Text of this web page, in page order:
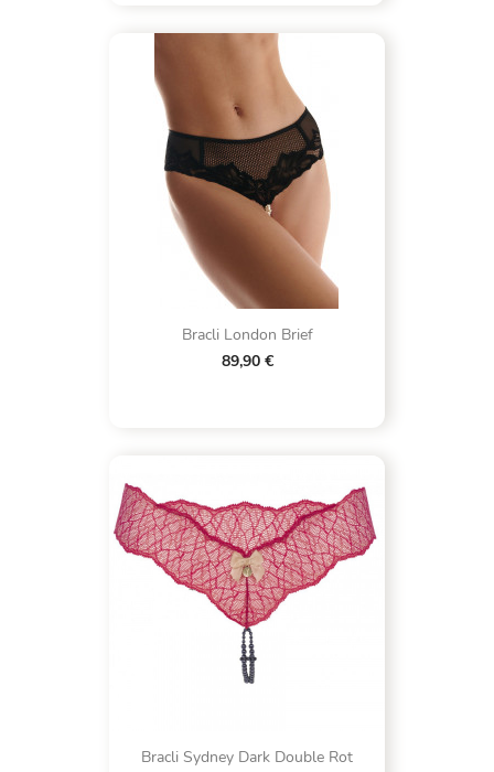
Bracli London Brief
89,90 €
Bracli Sydney Dark Double Rot